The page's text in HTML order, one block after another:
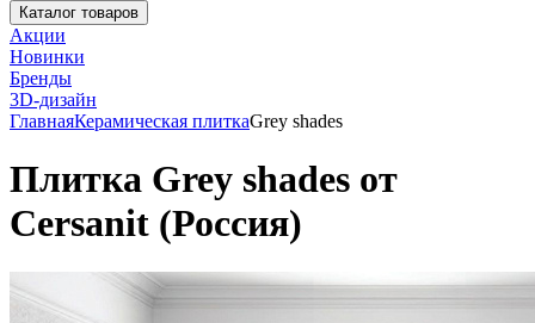
Каталог товаров
Акции
Новинки
Бренды
3D-дизайн
ГлавнаяКерамическая плиткаGrey shades
Плитка Grey shades от
Cersanit (Россия)